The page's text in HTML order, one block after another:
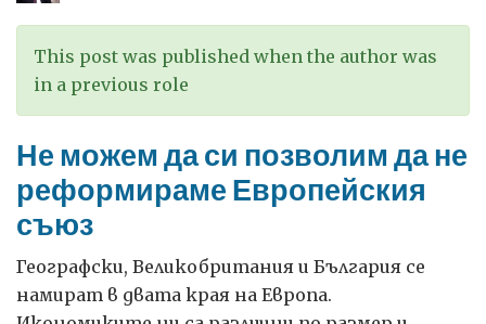
This post was published when the author was
in a previous role
Не можем да си позволим да не
реформираме Европейския
съюз
Географски, Великобритания и България се
намират в двата края на Европа.